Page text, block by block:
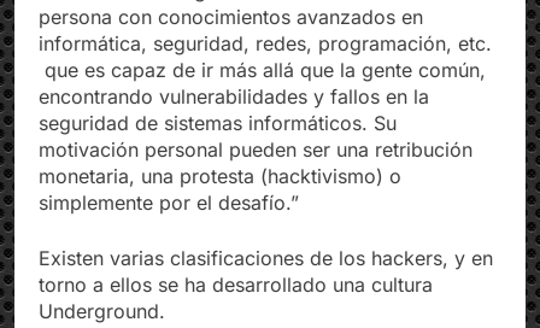
persona con conocimientos avanzados en
informática, seguridad, redes, programación, etc.
que es capaz de ir más allá que la gente común,
encontrando vulnerabilidades y fallos en la
seguridad de sistemas informáticos. Su
motivación personal pueden ser una retribución
monetaria, una protesta (hacktivismo) o
simplemente por el desafío.”
Existen varias clasificaciones de los hackers, y en
torno a ellos se ha desarrollado una cultura
Underground.